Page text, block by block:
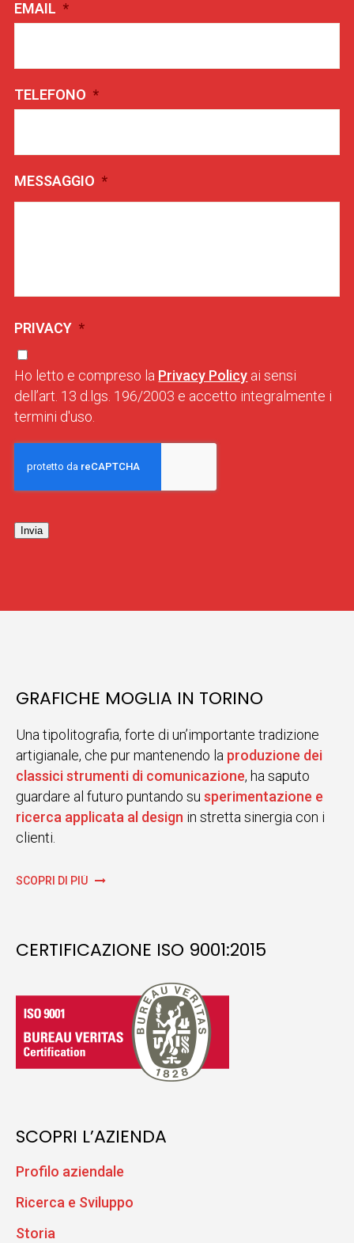
EMAIL *
TELEFONO *
MESSAGGIO *
PRIVACY *
Ho letto e compreso la Privacy Policy ai sensi
dell’art. 13 d.lgs. 196/2003 e accetto integralmente i
termini d'uso.
Invia
GRAFICHE MOGLIA IN TORINO
Una tipolitografia, forte di un’importante tradizione
artigianale, che pur mantenendo la produzione dei
classici strumenti di comunicazione, ha saputo
guardare al futuro puntando su sperimentazione e
ricerca applicata al design in stretta sinergia con i
clienti.
SCOPRI DI PIÙ
CERTIFICAZIONE ISO 9001:2015
SCOPRI L’AZIENDA
Profilo aziendale
Ricerca e Sviluppo
Storia